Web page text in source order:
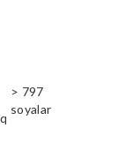
> 797
soyalar